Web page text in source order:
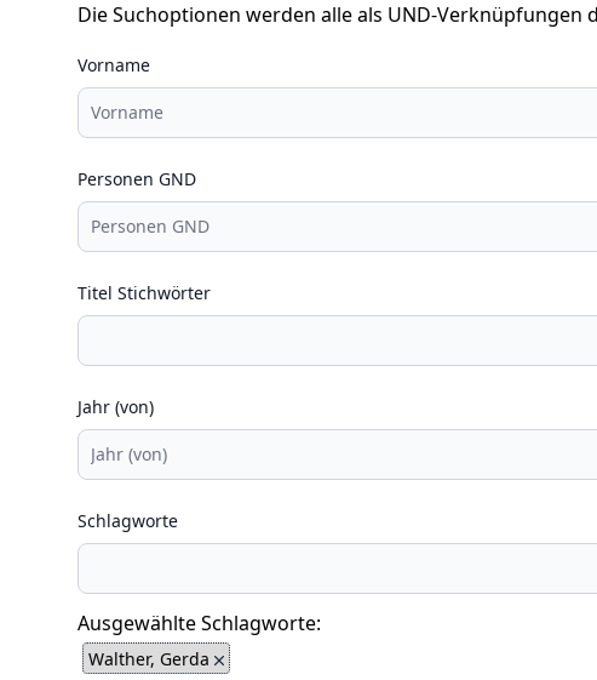
Die Suchoptionen werden alle als UND-Verknüpfungen
Vorname
Personen GND
Titel Stichwörter
Jahr (von)
Schlagworte
Ausgewählte Schlagworte:
Walther, Gerda